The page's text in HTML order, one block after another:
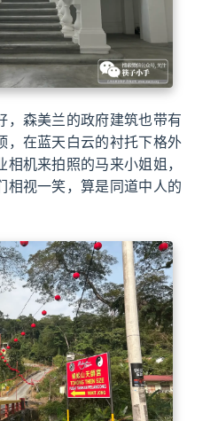
，森美兰的政府建筑也带有
，在蓝天白云的衬托下格外
机来拍照的马来小姐姐，
相视一笑，算是同道中人的